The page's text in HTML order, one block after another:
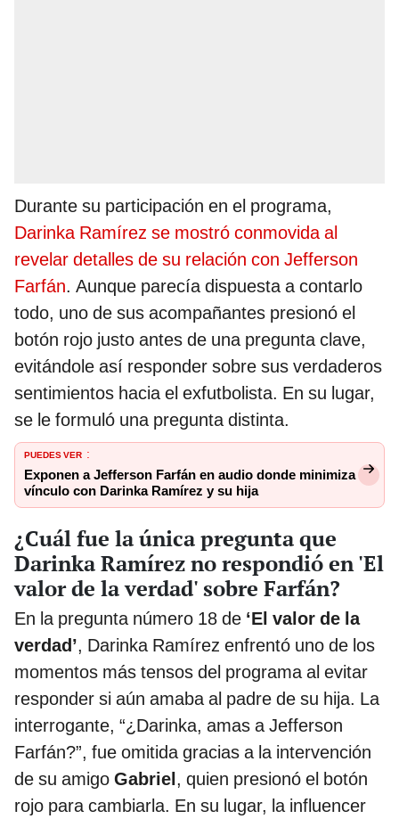
Durante su participación en el programa,
Darinka Ramírez se mostró conmovida al
revelar detalles de su relación con Jefferson
Farfán. Aunque parecía dispuesta a contarlo
todo, uno de sus acompañantes presionó el
botón rojo justo antes de una pregunta clave,
evitándole así responder sobre sus verdaderos
sentimientos hacia el exfutbolista. En su lugar,
se le formuló una pregunta distinta.
PUEDES VER :
Exponen a Jefferson Farfán en audio donde minimiza
vínculo con Darinka Ramírez y su hija
¿Cuál fue la única pregunta que
Darinka Ramírez no respondió en 'El
valor de la verdad' sobre Farfán?
En la pregunta número 18 de ‘El valor de la
verdad’, Darinka Ramírez enfrentó uno de los
momentos más tensos del programa al evitar
responder si aún amaba al padre de su hija. La
interrogante, “¿Darinka, amas a Jefferson
Farfán?”, fue omitida gracias a la intervención
de su amigo Gabriel, quien presionó el botón
rojo para cambiarla. En su lugar, la influencer